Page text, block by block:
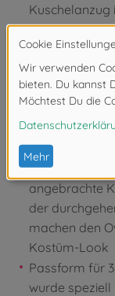
Kuschelanzug
süßen
Babypuppe in
Weiches
plüschartige
einen
den Anzug
Durchdachtes
angebrachte
der
machen den
Kostüm-Look
Passform für
wurde